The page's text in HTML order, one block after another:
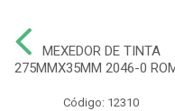
MEXEDOR DE TINTA
275MMX35MM 2046-0
Código: 12310